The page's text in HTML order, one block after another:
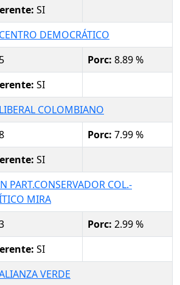
SI
DEMOCRÁTICO
Porc: 8.89 %
SI
COLOMBIANO
Porc: 7.99 %
SI
PART.CONSERVADOR COL.-
MIRA
Porc: 2.99 %
SI
VERDE